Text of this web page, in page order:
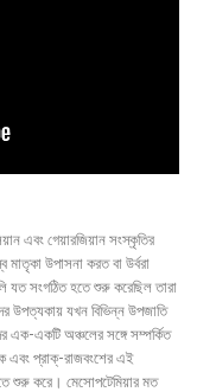
এবং গেয়ারজিয়ান সংস্কৃতির
মাতৃকা উপাসনা করত বা উর্বরা
সংগঠিত হতে শুরু করেছিল তারা
উপত্যকায় যখন বিভিন্ন উপজাতি
এক-একটি অঞ্চলের সঙ্গে সম্পর্কিত
এবং প্রাক্-রাজবংশের এই
শুরু করে। মেসোপটেমিয়ার মত